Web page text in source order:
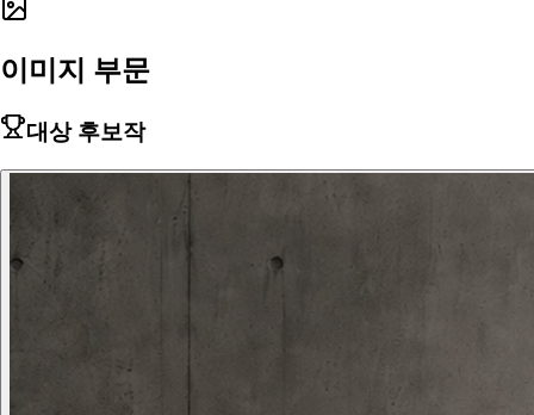
이미지 부문
대상 후보작